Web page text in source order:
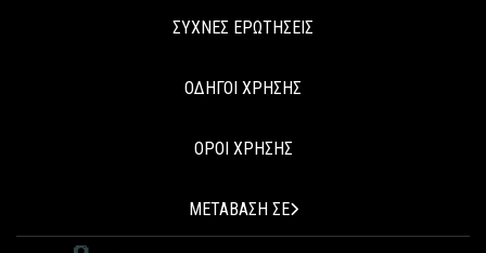
ΣΥΧΝΕΣ ΕΡΩΤΗΣΕΙΣ
ΟΔΗΓΟΙ ΧΡΗΣΗΣ
ΟΡΟΙ ΧΡΗΣΗΣ
ΜΕΤΑΒΑΣΗ ΣΕ